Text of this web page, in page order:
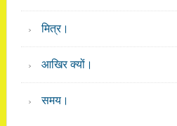
मित्र।
आखिर क्यों।
समय।